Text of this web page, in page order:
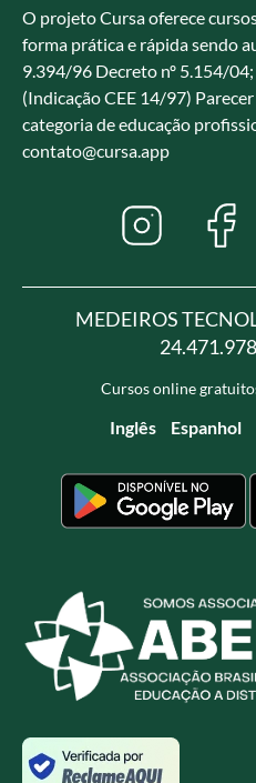
O projeto Cursa oferece
forma prática e rápida sendo
9.394/96 Decreto nº 5.154/
(Indicação CEE 14/97)
categoria de educação
contato@cursa.app
MEDEIROS
Cursos online
Inglês Espanhol